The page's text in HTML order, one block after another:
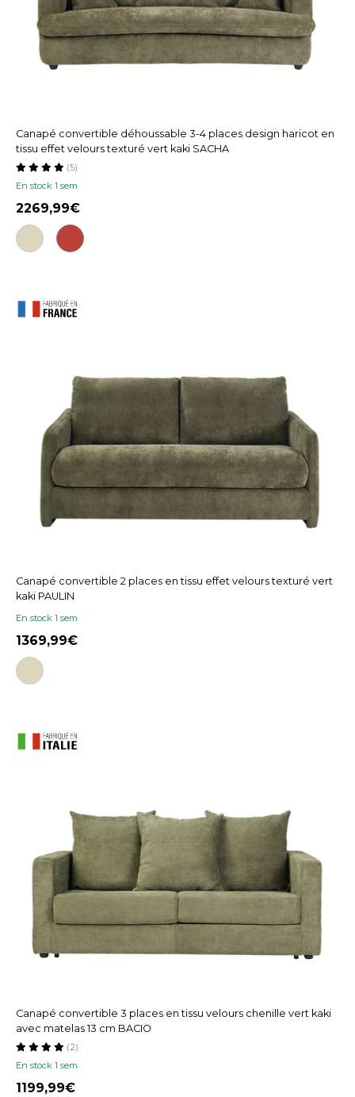
Canapé convertible déhoussable 3-4 places design haricot en
tissu effet velours texturé vert kaki SACHA
En stock 1 sem
(5)
2269,99
Canapé convertible 2 places en tissu effet velours texturé vert
kaki PAULIN
En stock 1 sem
1369,99
Canapé convertible 3 places en tissu velours chenille vert kaki
avec matelas 13 cm BACIO
En stock 1 sem
(2)
1199,99